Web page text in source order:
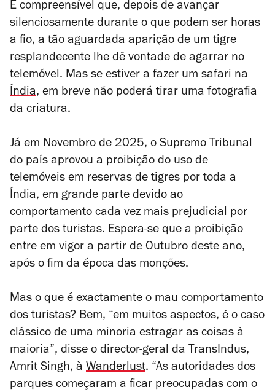
É compreensível que, depois de avançar
silenciosamente durante o que podem ser horas
a fio, a tão aguardada aparição de um tigre
resplandecente lhe dê vontade de agarrar no
telemóvel. Mas se estiver a fazer um safari na
Índia, em breve não poderá tirar uma fotografia
da criatura.
Já em Novembro de 2025, o Supremo Tribunal
do país aprovou a proibição do uso de
telemóveis em reservas de tigres por toda a
Índia, em grande parte devido ao
comportamento cada vez mais prejudicial por
parte dos turistas. Espera-se que a proibição
entre em vigor a partir de Outubro deste ano,
após o fim da época das monções.
Mas o que é exactamente o mau comportamento
dos turistas? Bem, “em muitos aspectos, é o caso
clássico de uma minoria estragar as coisas à
maioria”, disse o director-geral da TransIndus,
Amrit Singh, à Wanderlust. “As autoridades dos
parques começaram a ficar preocupadas com o